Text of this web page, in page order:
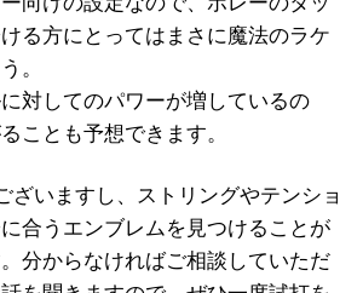
る方にとってはまさに魔法のラケ
。
対してのパワーが増しているの
ことも予想できます。
ざいますし、ストリングやテンショ
合うエンブレムを見つけることが
分からなければご相談していただ